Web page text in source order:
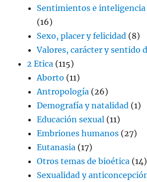
Sentimientos e
(16)
Sexo, placer y felicidad (8)
Valores, carácter y sentido
2 Etica (115)
Aborto (11)
Antropología (26)
Demografía y natalidad (1)
Educación sexual (11)
Embriones humanos (27)
Eutanasia (17)
Otros temas de bioética (14)
Sexualidad y